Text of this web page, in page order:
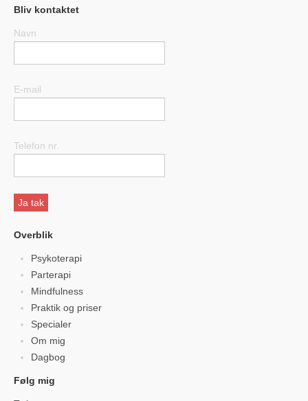
Bliv kontaktet
Navn
E-mail
Telefon nr.
Overblik
Psykoterapi
Parterapi
Mindfulness
Praktik og priser
Specialer
Om mig
Dagbog
Følg mig